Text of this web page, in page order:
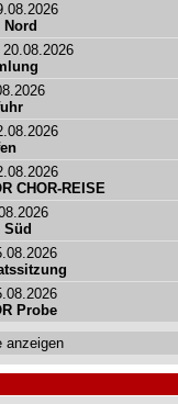
CHOR-REISE
Probe
anzeigen